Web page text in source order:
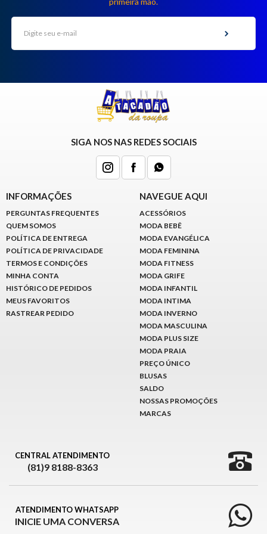
SIGA NOS NAS REDES SOCIAIS
INFORMAÇÕES
PERGUNTAS FREQUENTES
QUEM SOMOS
POLÍTICA DE ENTREGA
POLÍTICA DE PRIVACIDADE
TERMOS E CONDIÇÕES
MINHA CONTA
HISTÓRICO DE PEDIDOS
MEUS FAVORITOS
RASTREAR PEDIDO
NAVEGUE AQUI
ACESSÓRIOS
MODA BEBÊ
MODA EVANGÉLICA
MODA FEMININA
MODA FITNESS
MODA GRIFE
MODA INFANTIL
MODA INTIMA
MODA INVERNO
MODA MASCULINA
MODA PLUS SIZE
MODA PRAIA
PREÇO ÚNICO
BLUSAS
SALDO
NOSSAS PROMOÇÕES
MARCAS
CENTRAL ATENDIMENTO
(81)9 8188-8363
ATENDIMENTO WHATSAPP
INICIE UMA CONVERSA